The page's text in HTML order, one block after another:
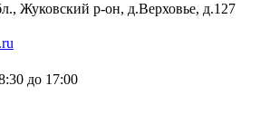
Жуковский р-он, д.Верховье, д.127
до 17:00